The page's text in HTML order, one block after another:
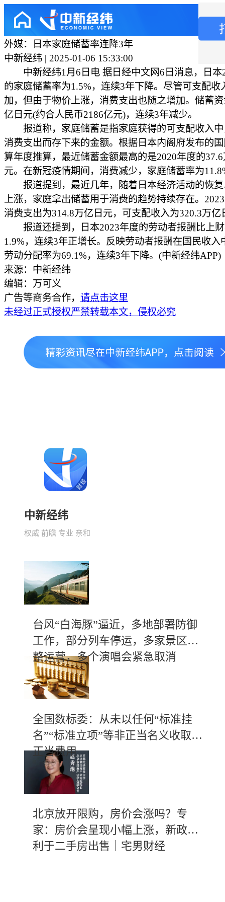
外媒：日本家庭储蓄率连降3年
中新经纬 | 2025-01-06 15:33:00
中新经纬1月6日电 据日经中文网6日消息，日本
的家庭储蓄率为1.5%，连续3年下降。尽管可支配收
加，但由于物价上涨，消费支出也随之增加。储蓄
亿日元(约合人民币2186亿元)，连续3年减少。
报道称，家庭储蓄是指家庭获得的可支配收入中
消费支出而存下来的金额。根据日本内阁府发布的
算年度推算，最近储蓄金额最高的是2020年度的
元。在新冠疫情期间，消费减少，家庭储蓄率为
报道提到，最近几年，随着日本经济活动的恢复
上涨，家庭拿出储蓄用于消费的趋势持续存在。
消费支出为314.8万亿日元，可支配收入为320.3万亿
报道还提到，日本2023年度的劳动者报酬比上
1.9%，连续3年正增长。反映劳动者报酬在国民收入
劳动分配率为69.1%，连续3年下降。(中新经纬APP)
来源：中新经纬
编辑：万可义
广告等商务合作， 请点击这里
未经过正式授权严禁转载本文，侵权必究
中新经纬
权威 前瞻 专业 亲和
台风“白海豚”逼近，多地部署防御
工作，部分列车停运，多家景区调
整运营，多个演唱会紧急取消
全国数标委：从未以任何“标准挂
名”“标准立项”等非正当名义收取不
正当费用
北京放开限购，房价会涨吗？专
家：房价会呈现小幅上涨，新政有
利于二手房出售｜宅男财经